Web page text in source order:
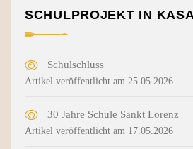
SCHULPROJEKT IN
Schulschluss
Artikel veröffentlicht am 25.05.2026
30 Jahre Schule Sankt Lorenz
Artikel veröffentlicht am 17.05.2026